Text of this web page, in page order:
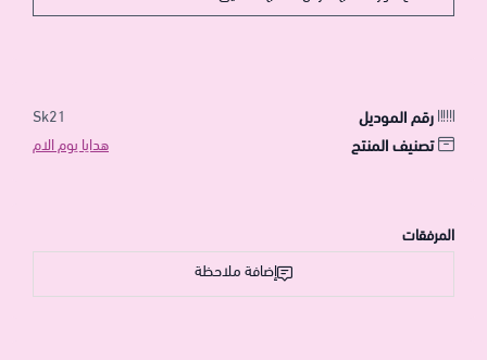
رقم الموديل Sk21
تصنيف المنتج هدايا يوم الام
المرفقات
إضافة ملاحظة